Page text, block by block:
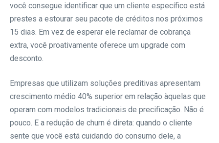
você consegue identificar que um cliente específico está
prestes a estourar seu pacote de créditos nos próximos
15 dias. Em vez de esperar ele reclamar de cobrança
extra, você proativamente oferece um upgrade com
desconto.
Empresas que utilizam soluções preditivas apresentam
crescimento médio 40% superior em relação àquelas que
operam com modelos tradicionais de precificação. Não é
pouco. E a redução de churn é direta: quando o cliente
sente que você está cuidando do consumo dele, a